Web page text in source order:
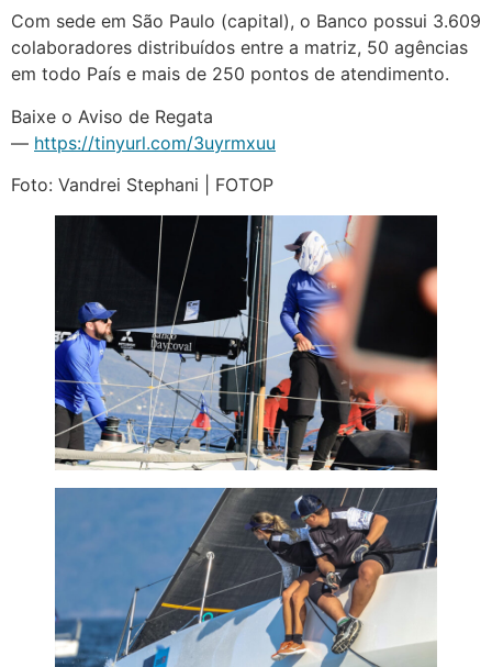
Com sede em São Paulo (capital), o Banco possui 3.609
colaboradores distribuídos entre a matriz, 50 agências
em todo País e mais de 250 pontos de atendimento.
Baixe o Aviso de Regata
— https://tinyurl.com/3uyrmxuu
Foto: Vandrei Stephani | FOTOP